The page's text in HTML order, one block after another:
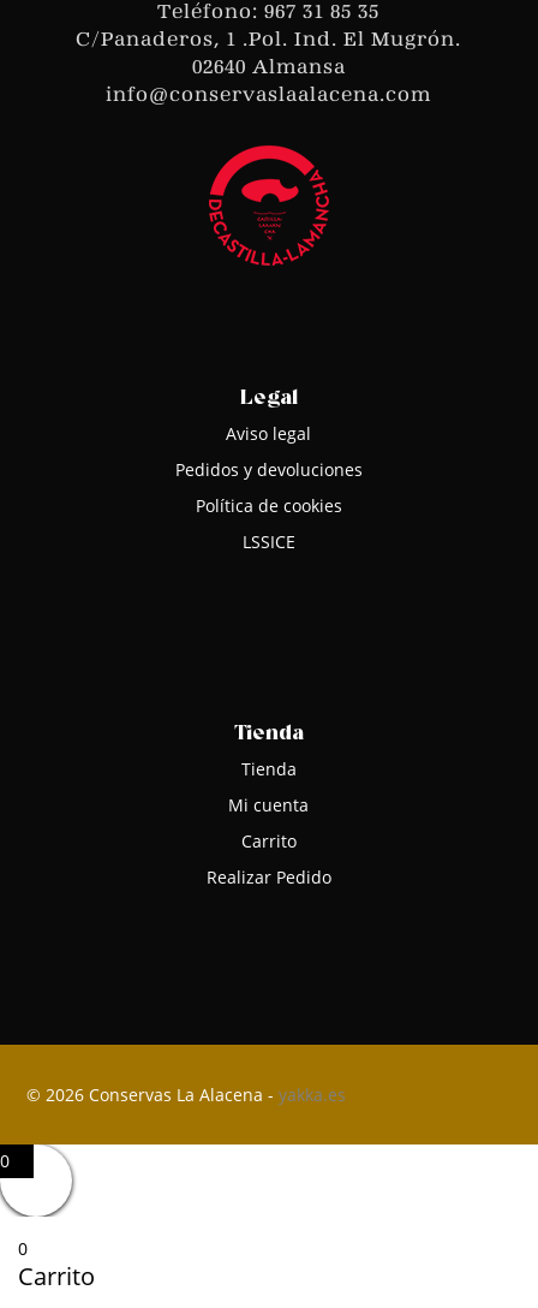
Teléfono: 967 31 85 35
C/Panaderos, 1 .Pol. Ind. El Mugrón.
02640 Almansa
info@conservaslaalacena.com
Legal
Aviso legal
Pedidos y devoluciones
Política de cookies
LSSICE
Tienda
Tienda
Mi cuenta
Carrito
Realizar Pedido
© 2026 Conservas La Alacena -yakka.es
0
0
Carrito